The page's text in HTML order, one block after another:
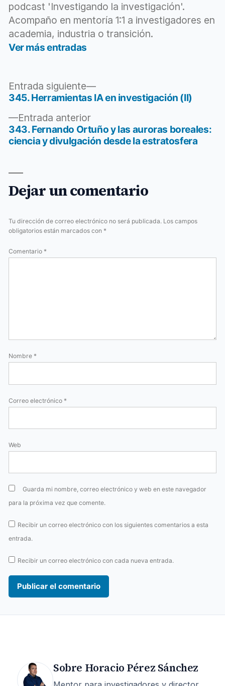
podcast 'Investigando la investigación'.
Acompaño en mentoría 1:1 a investigadores en
academia, industria o transición.
Ver más entradas
Navegación
de
entradas
Entrada anteriorEntrada
anterior:
343. Fernando Ortuño y las auroras boreales:
ciencia y divulgación desde la estratosfera
Entrada siguiente
Entrada
siguiente:
345. Herramientas IA en investigación (II)
Dejar un comentario
Tu dirección de correo electrónico no será publicada. Los campos
obligatorios están marcados con *
Comentario *
Nombre *
Correo electrónico *
Web
Guarda mi nombre, correo electrónico y web en este navegador
para la próxima vez que comente.
Recibir un correo electrónico con los siguientes comentarios a esta
entrada.
Recibir un correo electrónico con cada nueva entrada.
Sobre Horacio Pérez Sánchez